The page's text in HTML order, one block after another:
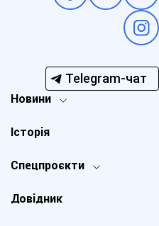
Telegram-чат
Новини
Спецпроєкти
Історія
Довідник